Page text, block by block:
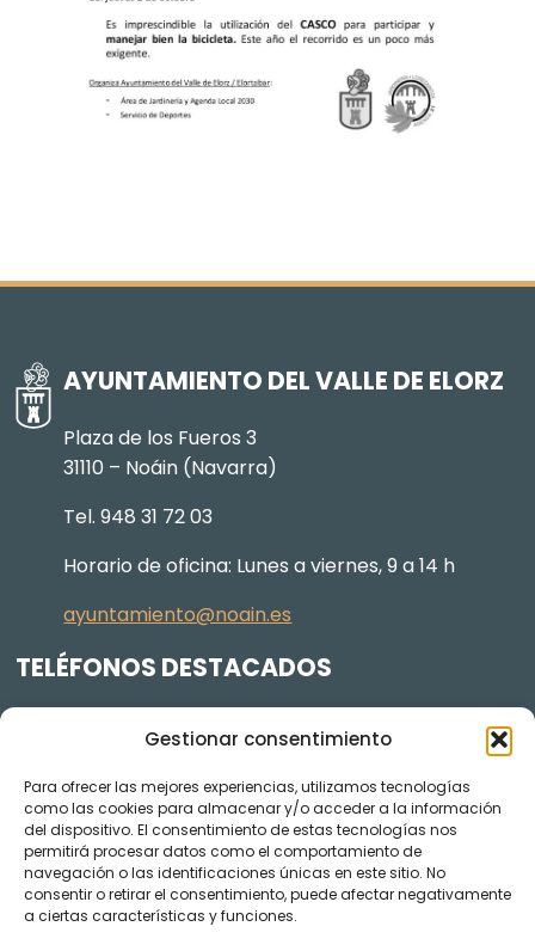
Gestionar consentimiento
Para ofrecer las mejores experiencias, utilizamos tecnologías
como las cookies para almacenar y/o acceder a la información
del dispositivo. El consentimiento de estas tecnologías nos
permitirá procesar datos como el comportamiento de
navegación o las identificaciones únicas en este sitio. No
consentir o retirar el consentimiento, puede afectar negativamente
a ciertas características y funciones.
AYUNTAMIENTO DEL VALLE DE ELORZ
Plaza de los Fueros 3
31110 – Noáin (Navarra)
Tel. 948 31 72 03
Horario de oficina: Lunes a viernes, 9 a 14 h
ayuntamiento@noain.es
TELÉFONOS DESTACADOS
605 834 045
948 368 156
Jardinería y Agenda Local 2030
948 074 848
TRANSPARENCIA
Videos de los plenos en YouTube